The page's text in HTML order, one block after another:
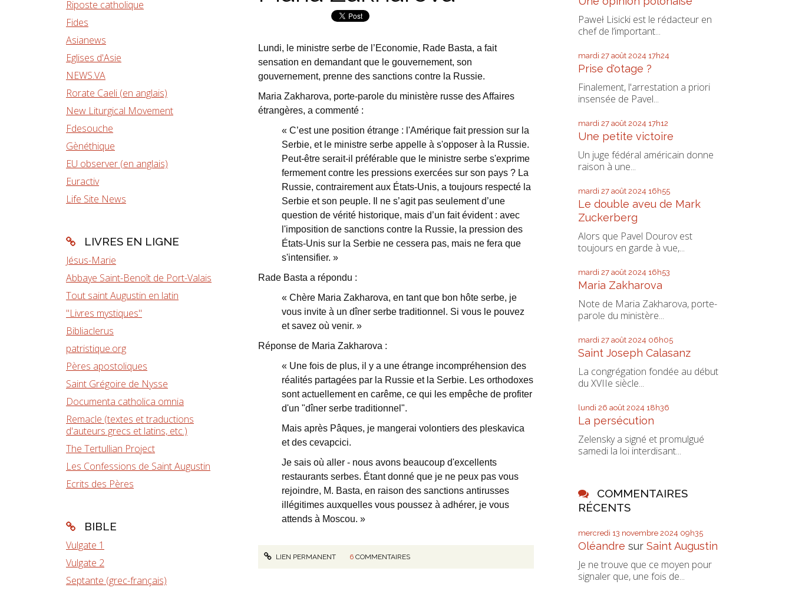
Riposte catholique
Fides
Asianews
Eglises d'Asie
NEWS.VA
Rorate Caeli (en anglais)
New Liturgical Movement
Fdesouche
Gènéthique
EU observer (en anglais)
Euractiv
Life Site News
LIVRES EN LIGNE
Jésus-Marie
Abbaye Saint-Benoît de Port-Valais
Tout saint Augustin en latin
"Livres mystiques"
Bibliaclerus
patristique.org
Pères apostoliques
Saint Grégoire de Nysse
Documenta catholica omnia
Remacle (textes et traductions
d'auteurs grecs et latins, etc.)
The Tertullian Project
Les Confessions de Saint Augustin
Ecrits des Pères
BIBLE
Vulgate 1
Vulgate 2
Septante (grec-français)
Lundi, le ministre serbe de l’Economie, Rade Basta, a fait
sensation en demandant que le gouvernement, son
gouvernement, prenne des sanctions contre la Russie.
Maria Zakharova, porte-parole du ministère russe des Affaires
étrangères, a commenté :
« C’est une position étrange : l'Amérique fait pression sur la
Serbie, et le ministre serbe appelle à s'opposer à la Russie.
Peut-être serait-il préférable que le ministre serbe s'exprime
fermement contre les pressions exercées sur son pays ? La
Russie, contrairement aux États-Unis, a toujours respecté la
Serbie et son peuple. Il ne s’agit pas seulement d’une
question de vérité historique, mais d’un fait évident : avec
l'imposition de sanctions contre la Russie, la pression des
États-Unis sur la Serbie ne cessera pas, mais ne fera que
s'intensifier. »
Rade Basta a répondu :
« Chère Maria Zakharova, en tant que bon hôte serbe, je
vous invite à un dîner serbe traditionnel. Si vous le pouvez
et savez où venir. »
Réponse de Maria Zakharova :
« Une fois de plus, il y a une étrange incompréhension des
réalités partagées par la Russie et la Serbie. Les orthodoxes
sont actuellement en carême, ce qui les empêche de profiter
d'un "dîner serbe traditionnel".
Mais après Pâques, je mangerai volontiers des pleskavica
et des cevapcici.
Je sais où aller - nous avons beaucoup d'excellents
restaurants serbes. Étant donné que je ne peux pas vous
rejoindre, M. Basta, en raison des sanctions antirusses
illégitimes auxquelles vous poussez à adhérer, je vous
attends à Moscou. »
LIEN PERMANENT 6 COMMENTAIRES
Paweł Lisicki est le rédacteur en
chef de l’important...
mardi 27 août 2024 17h24
Prise d'otage ?
Finalement, l'arrestation a priori
insensée de Pavel...
mardi 27 août 2024 17h12
Une petite victoire
Un juge fédéral américain donne
raison à une...
mardi 27 août 2024 16h55
Le double aveu de Mark
Zuckerberg
Alors que Pavel Dourov est
toujours en garde à vue,...
mardi 27 août 2024 16h53
Maria Zakharova
Note de Maria Zakharova, porte-
parole du ministère...
mardi 27 août 2024 06h05
Saint Joseph Calasanz
La congrégation fondée au début
du XVIIe siècle...
lundi 26 août 2024 18h36
La persécution
Zelensky a signé et promulgué
samedi la loi interdisant...
COMMENTAIRES
RÉCENTS
mercredi 13 novembre 2024 09h35
Oléandre sur Saint Augustin
Je ne trouve que ce moyen pour
signaler que, une fois de...